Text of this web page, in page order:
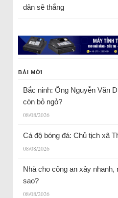
dân sẽ thắng
BÀI MỚI
Bắc ninh: Ông Nguyễn Văn
còn bỏ ngỏ?
08/08/2026
Cá độ bóng đá: Chủ tịch xã
08/08/2026
Nhà cho công an xây nhanh,
sao?
08/08/2026